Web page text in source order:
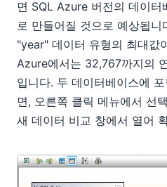
면 SQL Azure 버전의 데이
로 만들어질 것으로 예상됩니
"year" 데이터 유형의 최대값
Azure에서는 32,767까지의
입니다. 두 데이터베이스에
면, 오른쪽 클릭 메뉴에서 선
새 데이터 비교 창에서 열어